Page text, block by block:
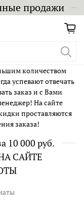
продажи
количеством
успевают отвечать
заказ и с Вами
На сайте
проставляются
заказа!
10 000 руб.
САЙТЕ